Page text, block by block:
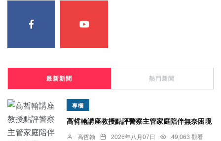
最新新聞 熱門新聞
專欄
高哲翰講座教授點評警察主管家庭陪伴無奈困境
高哲翰 2026年八月07日
49,063 觀看